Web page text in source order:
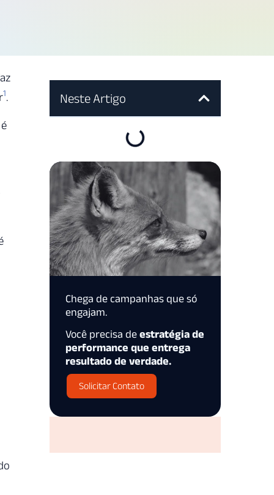
1. Neste Artigo
Chega de campanhas que só
engajam.
Você precisa de estratégia de
performance que entrega
resultado de verdade.
Solicitar Contato